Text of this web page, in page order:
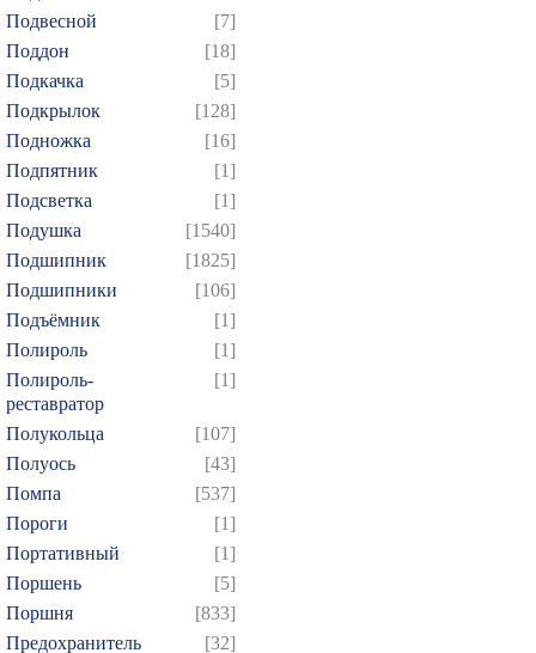
Подвесной
[7]
Поддон
[18]
Подкачка
[5]
Подкрылок
[128]
Подножка
[16]
Подпятник
[1]
Подсветка
[1]
Подушка
[1540]
Подшипник
[1825]
Подшипники
[106]
Подъёмник
[1]
Полироль
[1]
Полироль-
реставратор
[1]
Полукольца
[107]
Полуось
[43]
Помпа
[537]
Пороги
[1]
Портативный
[1]
Поршень
[5]
Поршня
[833]
Предохранитель
[32]